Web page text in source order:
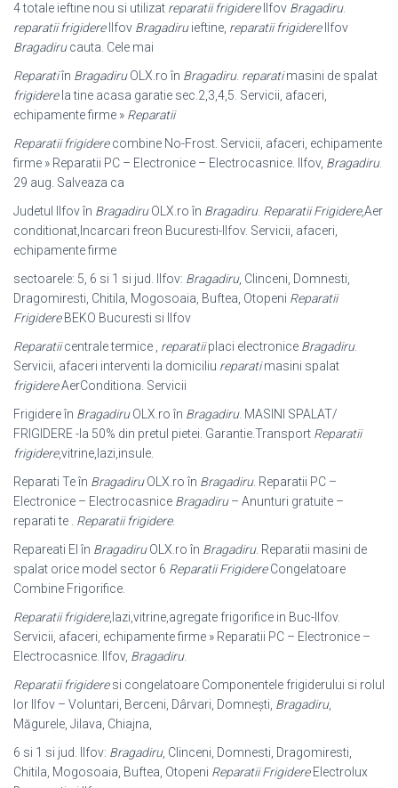
4 totale ieftine nou si utilizat reparatii frigidereIlfov Bragadiru.
reparatii frigidereIlfov Bragadiruieftine, reparatii frigidereIlfov
Bragadirucauta. Cele mai
Reparatiîn BragadiruOLX.ro în Bragadiru. reparatimasini de spalat
frigiderela tine acasa garatie sec.2,3,4,5. Servicii, afaceri,
echipamente firme » Reparatii
Reparatii frigiderecombine No-Frost. Servicii, afaceri, echipamente
firme » Reparatii PC – Electronice – Electrocasnice. Ilfov, Bragadiru.
29 aug. Salveaza ca
Judetul Ilfov în BragadiruOLX.ro în Bragadiru. Reparatii Frigidere,Aer
conditionat,Incarcari freon Bucuresti-Ilfov. Servicii, afaceri,
echipamente firme
sectoarele: 5, 6 si 1 si jud. Ilfov: Bragadiru, Clinceni, Domnesti,
Dragomiresti, Chitila, Mogosoaia, Buftea, Otopeni Reparatii
FrigidereBEKO Bucuresti si Ilfov
Reparatiicentrale termice , reparatiiplaci electronice Bragadiru.
Servicii, afaceri interventi la domiciliu reparatimasini spalat
frigidereAerConditiona. Servicii
Frigidere în BragadiruOLX.ro în Bragadiru. MASINI SPALAT/
FRIGIDERE -la 50% din pretul pietei. Garantie.Transport Reparatii
frigidere,vitrine,lazi,insule.
Reparati Te în BragadiruOLX.ro în Bragadiru. Reparatii PC –
Electronice – Electrocasnice Bragadiru– Anunturi gratuite –
reparati te . Reparatii frigidere.
Repareati El în BragadiruOLX.ro în Bragadiru. Reparatii masini de
spalat orice model sector 6 Reparatii FrigidereCongelatoare
Combine Frigorifice.
Reparatii frigidere,lazi,vitrine,agregate frigorifice in Buc-Ilfov.
Servicii, afaceri, echipamente firme » Reparatii PC – Electronice –
Electrocasnice. Ilfov, Bragadiru.
Reparatii frigideresi congelatoare Componentele frigiderului si rolul
lor Ilfov – Voluntari, Berceni, Dârvari, Domnești, Bragadiru,
Măgurele, Jilava, Chiajna,
6 si 1 si jud. Ilfov: Bragadiru, Clinceni, Domnesti, Dragomiresti,
Chitila, Mogosoaia, Buftea, Otopeni Reparatii FrigidereElectrolux